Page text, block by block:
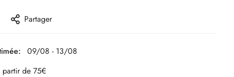
Partager
09/08 - 13/08
partir de 75€